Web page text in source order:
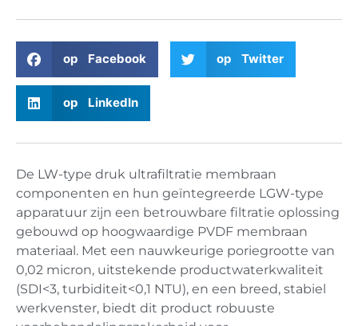
op Facebook op Twitter
op LinkedIn
De LW-type druk ultrafiltratie membraan
componenten en hun geïntegreerde LGW-type
apparatuur zijn een betrouwbare filtratie oplossing
gebouwd op hoogwaardige PVDF membraan
materiaal. Met een nauwkeurige poriegrootte van
0,02 micron, uitstekende productwaterkwaliteit
(SDI<3, turbiditeit<0,1 NTU), en een breed, stabiel
werkvenster, biedt dit product robuuste